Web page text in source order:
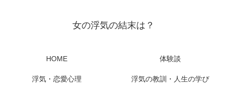
女の浮気の結末は？
HOME 体験談
浮気・恋愛心理 浮気の教訓・人生の学び